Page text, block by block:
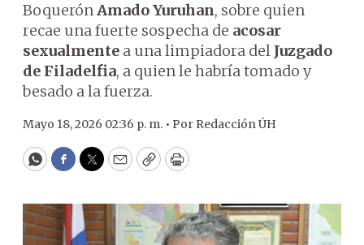
BoquerónAmado Yuruhan, sobre quien
recae una fuerte sospecha de acosar
sexualmente a una limpiadora del Juzgado
de Filadelfia, a quien le habría tomado y
besado a la fuerza.
Mayo 18, 2026 02:36 p. m. • Por Redacción ÚH
WhatsApp
Facebook
Twitter
EmailCopyPrint